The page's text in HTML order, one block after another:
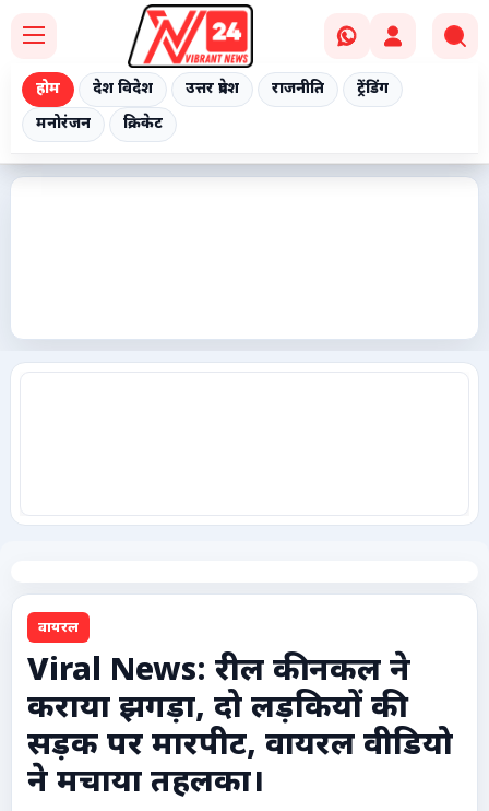
होम देश विदेश उत्तर प्रदेश राजनीति
ट्रेंडिंग
मनोरंजन
क्रिकेट
ट्रेंडिंग
टेक्नोलॉजी / गैजेट्स
लाइफस्टाइल
वायरल
स्पेशल
वायरल
Viral News: रील की नकल ने
कराया झगड़ा, दो लड़कियों की
सड़क पर मारपीट, वायरल वीडियो
ने मचाया तहलका।